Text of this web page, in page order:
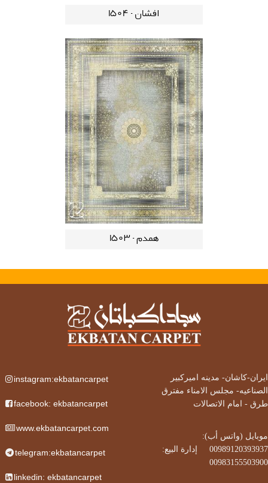
افشان - 1504
همدم - 1503
ایران-کاشان- مدینه امیرکبیر
الصناعیه- مجلس الامناء مفترق
طرق - امام الاتصالات
موبایل (واتس أب):
00989120393937‌
إدارة البيع:
00983155503900
instagram:ekbatancarpet
facebook: ekbatancarpet
www.ekbatancarpet.com
telegram:ekbatancarpet
linkedin: ekbatancarpet